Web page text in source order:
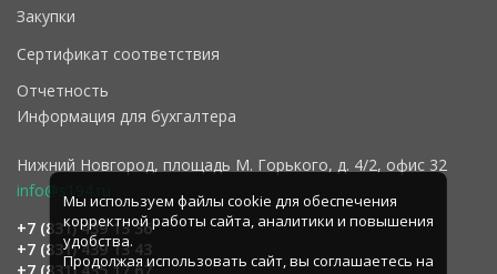
Закупки
Сертификат соответствия
Отчетность
Информация для бухгалтера
Нижний Новгород, площадь М. Горького, д. 4/2, офис 32
info@s194.ru
+7 (831) 439 13 36
+7 (831) 439 13 43
Мы используем файлы cookie для обеспечения
корректной работы сайта, аналитики и повышения
удобства.
Продолжая использовать сайт, вы соглашаетесь на